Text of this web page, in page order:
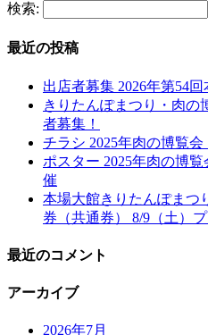
検索:
最近の投稿
出店者募集 2026年第54
きりたんぽまつり・肉の
者募集！
チラシ 2025年肉の博覧
ポスター 2025年肉の博
催
本場大館きりたんぽまつ
券（共通券） 8/9（土）
最近のコメント
アーカイブ
2026年7月